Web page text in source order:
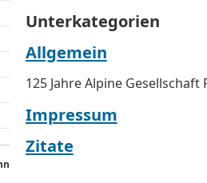
Unterkategorien
Allgemein
125 Jahre Alpine Gesellschaft
Impressum
Zitate